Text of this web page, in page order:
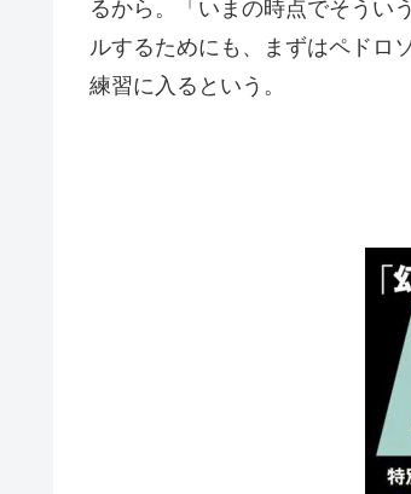
るから。「いまの時点でそうい
ルするためにも、まずはペドロ
練習に入るという。